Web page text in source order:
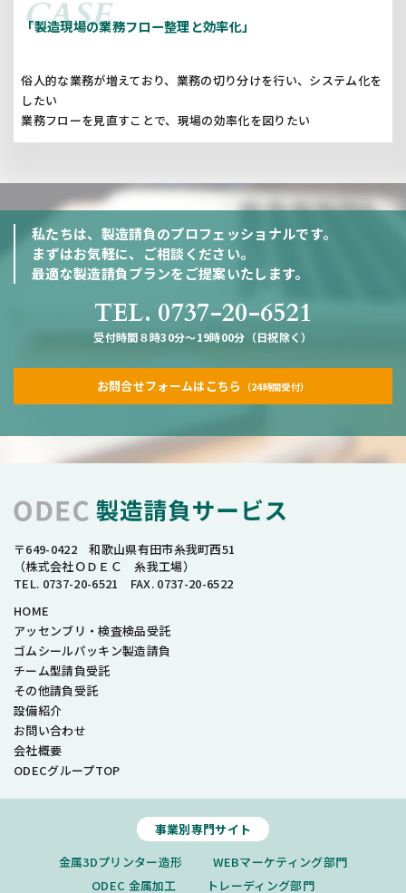
「製造現場の業務フロー整理と効率化」
俗人的な業務が増えており、業務の切り分けを行い、システム化を
したい
業務フローを見直すことで、現場の効率化を図りたい
私たちは、製造請負のプロフェッショナルです。
まずはお気軽に、ご相談ください。
最適な製造請負プランをご提案いたします。
TEL. 0737-20-6521
受付時間８時30分～19時00分（日祝除く）
お問合せフォームはこちら （24時間受付）
〒649-0422 和歌山県有田市糸我町西51
（株式会社ＯＤＥＣ 糸我工場）
TEL. 0737-20-6521 FAX. 0737-20-6522
HOME
アッセンブリ・検査検品受託
ゴムシールパッキン製造請負
チーム型請負受託
その他請負受託
設備紹介
お問い合わせ
会社概要
ODECグループTOP
事業別専門サイト
金属3Dプリンター造形
WEBマーケティング部門
ODEC 金属加工
トレーディング部門